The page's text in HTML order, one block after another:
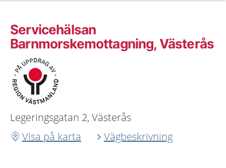
Servicehälsan
Barnmorskemottagning, Västerås
Legeringsgatan 2, Västerås
Visa på karta
Vägbeskrivning